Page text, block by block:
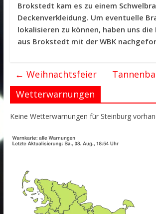
Brokstedt kam es zu einem
Deckenverkleidung. Um eventuelle
lokalisieren zu können, haben uns die
aus Brokstedt mit der WBK
← Weihnachtsfeier
Wetterwarnungen
Keine Wetterwarnungen für Steinburg